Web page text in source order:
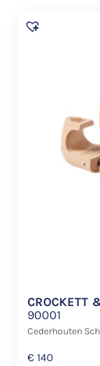
CROCKETT
90001
Cederhouten
€ 140